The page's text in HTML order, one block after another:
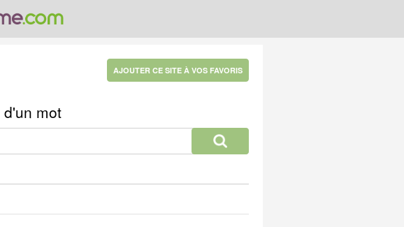
AJOUTER CE SITE À VOS FAVORIS
d'un mot